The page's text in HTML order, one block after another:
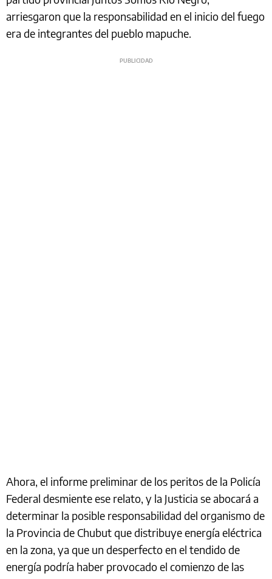
arriesgaron que la responsabilidad en el inicio del fuego
era de integrantes del pueblo mapuche.
Ahora, el informe preliminar de los peritos de la Policía
Federal desmiente ese relato, y la Justicia se abocará a
determinar la posible responsabilidad del organismo de
la Provincia de Chubut que distribuye energía eléctrica
en la zona, ya que un desperfecto en el tendido de
energía podría haber provocado el comienzo de las